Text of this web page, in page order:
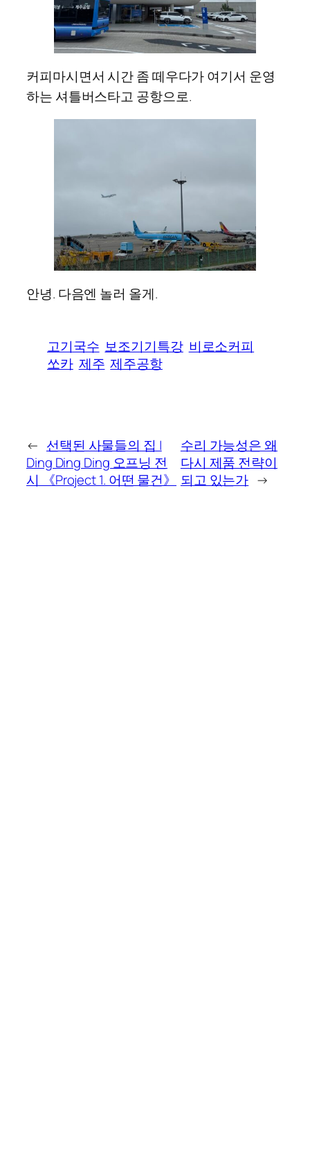
커피마시면서 시간 좀 떼우다가 여기서 운영
하는 셔틀버스타고 공항으로.
안녕. 다음엔 놀러 올게.
고기국수 보조기기특강 비로소커피
쏘카 제주 제주공항
← 선택된 사물들의 집 |
Ding Ding Ding 오프닝 전
시 《Project 1. 어떤 물건》
수리 가능성은 왜
다시 제품 전략이
되고 있는가 →